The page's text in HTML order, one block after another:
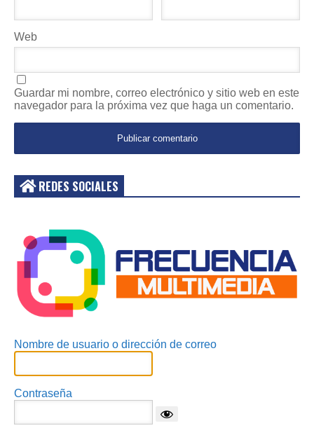
Web
Guardar mi nombre, correo electrónico y sitio web en este
navegador para la próxima vez que haga un comentario.
REDES SOCIALES
Nombre de usuario o dirección de correo
Contraseña